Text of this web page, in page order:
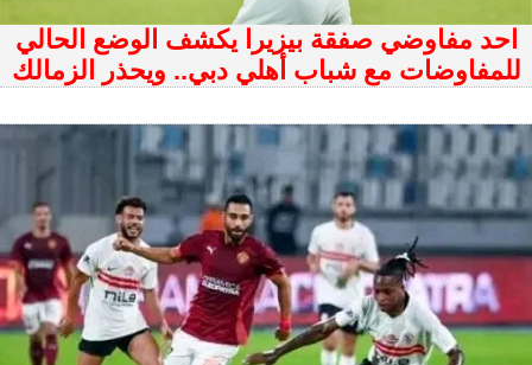
احد مفاوضي صفقة بيزيرا يكشف الوضع الحالي
للمفاوضات مع شباب أهلي دبي.. ويحذر الزمالك